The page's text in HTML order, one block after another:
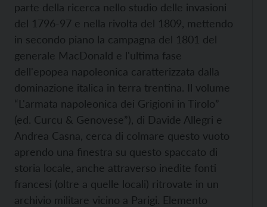
parte della ricerca nello studio delle invasioni
del 1796-97 e nella rivolta del 1809, mettendo
in secondo piano la campagna del 1801 del
generale MacDonald e l'ultima fase
dell'epopea napoleonica caratterizzata dalla
dominazione italica in terra trentina. Il volume
“L'armata napoleonica dei Grigioni in Tirolo”
(ed. Curcu & Genovese”), di Davide Allegri e
Andrea Casna, cerca di colmare questo vuoto
aprendo una finestra su questo spaccato di
storia locale, anche attraverso inedite fonti
francesi (oltre a quelle locali) ritrovate in un
archivio militare vicino a Parigi. Elemento